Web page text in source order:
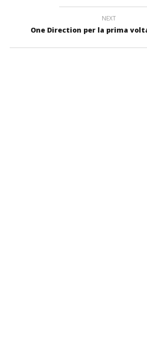
NEXT
One Direction per la prima